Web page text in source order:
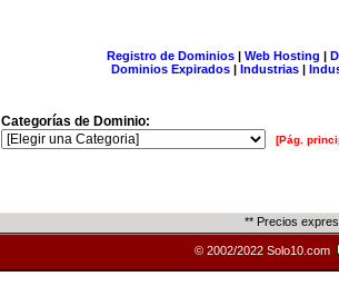
Registro de Dominios| Web Hosting |
Dominios Expirados | Industrias |
Categorías de Dominio:
[Pág.
** Precios
© 2002/2022 Solo10.com